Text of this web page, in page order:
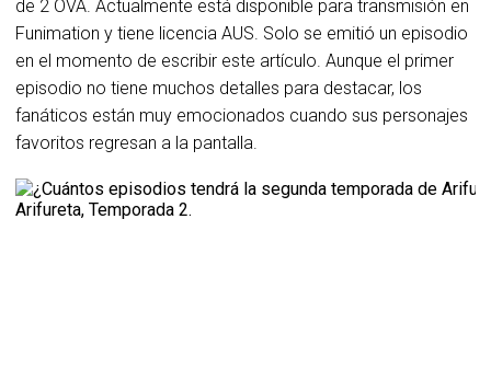
de 2 OVA. Actualmente está disponible para transmisión en
Funimation y tiene licencia AUS. Solo se emitió un episodio
en el momento de escribir este artículo. Aunque el primer
episodio no tiene muchos detalles para destacar, los
fanáticos están muy emocionados cuando sus personajes
favoritos regresan a la pantalla.
Arifureta, Temporada 2.